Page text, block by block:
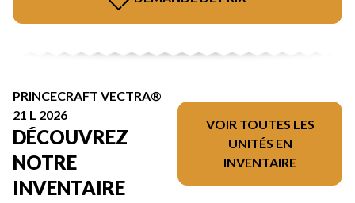
PRINCECRAFT VECTRA®
21 L 2026
DÉCOUVREZ
NOTRE
INVENTAIRE
VOIR TOUTES LES
UNITÉS EN
INVENTAIRE